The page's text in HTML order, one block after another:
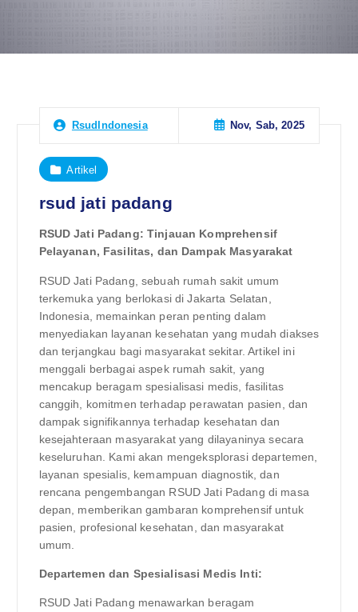
RsudIndonesia Nov, Sab, 2025
Artikel
rsud jati padang
RSUD Jati Padang: Tinjauan Komprehensif
Pelayanan, Fasilitas, dan Dampak Masyarakat
RSUD Jati Padang, sebuah rumah sakit umum
terkemuka yang berlokasi di Jakarta Selatan,
Indonesia, memainkan peran penting dalam
menyediakan layanan kesehatan yang mudah diakses
dan terjangkau bagi masyarakat sekitar. Artikel ini
menggali berbagai aspek rumah sakit, yang
mencakup beragam spesialisasi medis, fasilitas
canggih, komitmen terhadap perawatan pasien, dan
dampak signifikannya terhadap kesehatan dan
kesejahteraan masyarakat yang dilayaninya secara
keseluruhan. Kami akan mengeksplorasi departemen,
layanan spesialis, kemampuan diagnostik, dan
rencana pengembangan RSUD Jati Padang di masa
depan, memberikan gambaran komprehensif untuk
pasien, profesional kesehatan, dan masyarakat
umum.
Departemen dan Spesialisasi Medis Inti:
RSUD Jati Padang menawarkan beragam